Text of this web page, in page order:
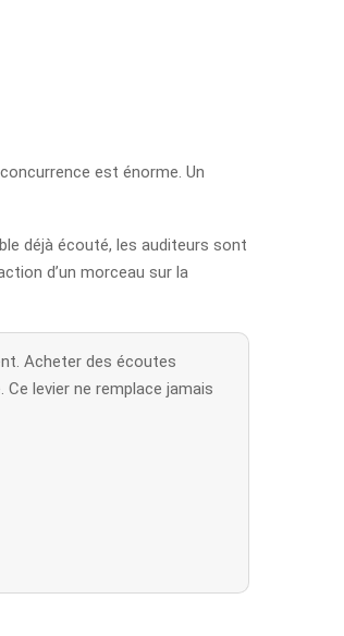
est énorme. Un
déjà écouté, les auditeurs sont
d’un morceau sur la
Acheter des écoutes
levier ne remplace jamais